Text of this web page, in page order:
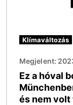
Klímaváltozás
Megjelent:
Ez a hóval
és nem